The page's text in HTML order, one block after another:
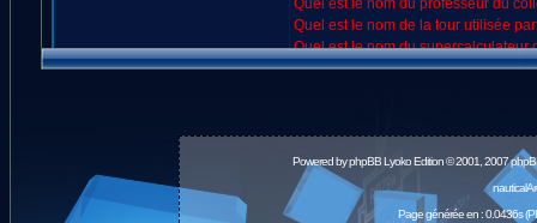
Powered byphpBBLyoko Edition © 2001, 2007
Page générée en : 0.0436s